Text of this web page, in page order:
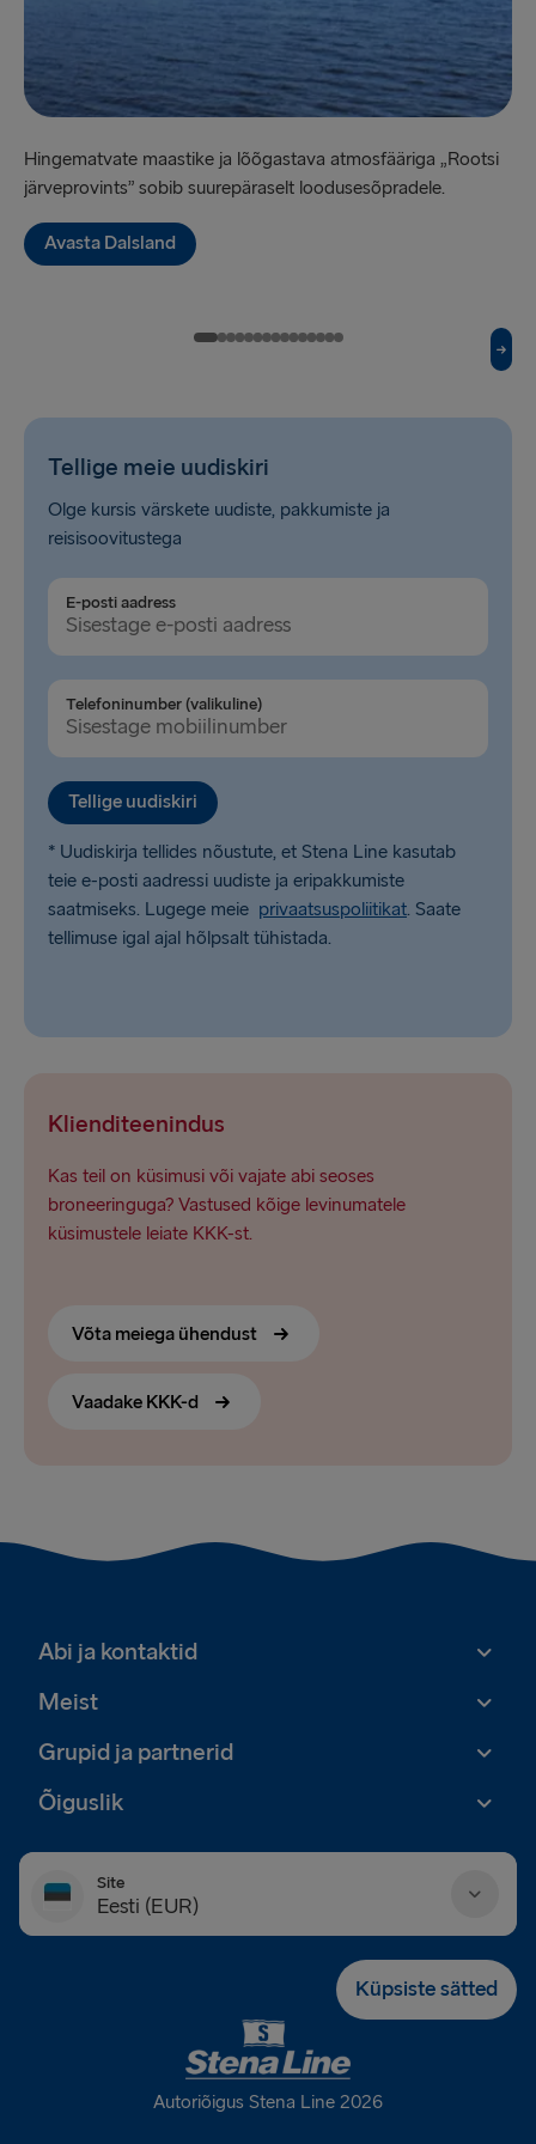
Gdynia → Karlskrona
Holyhead → Dublin
Liverpool → Belfast
Harwich → Hook of Holland
Halmstad → Grenaa
Karlskrona → Gdynia
Dublin → Holyhead
Belfast → Liverpool
Hook of Holland → Harwich
Rosslare → Fishguard
Hingematvate maastike ja lõõgastava atmosfääriga „Rootsi
järveprovints” sobib suurepäraselt loodusesõpradele.
Avasta Dalsland
Tellige meie uudiskiri
Olge kursis värskete uudiste, pakkumiste ja
reisisoovitustega
E-posti aadress
Telefoninumber (valikuline)
Tellige uudiskiri
* Uudiskirja tellides nõustute, et Stena Line kasutab
teie e-posti aadressi uudiste ja eripakkumiste
saatmiseks. Lugege meie privaatsuspoliitikat. Saate
tellimuse igal ajal hõlpsalt tühistada.
Klienditeenindus
Kas teil on küsimusi või vajate abi seoses
broneeringuga? Vastused kõige levinumatele
küsimustele leiate KKK-st.
Võta meiega ühendust
Vaadake KKK-d
Abi ja kontaktid
Meist
Grupid ja partnerid
Õiguslik
Site
Eesti (EUR)
Küpsiste sätted
Autoriõigus Stena Line 2026